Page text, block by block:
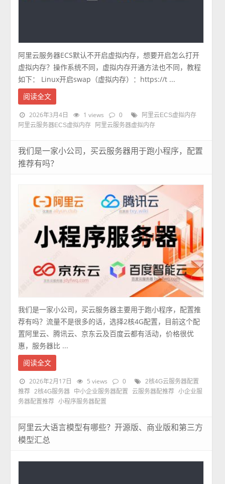
阿里云服务器ECS默认不开启虚拟内存，想要开启怎么打开
虚拟内存？操作系统不同，虚拟内存开通方法也不同，教程
如下： Linux开启swap（虚拟内存）：https://t ...
阅读全文
2026年3月4日 1 views 0
阿里云ECS虚拟内存
阿里云服务器ECS虚拟内存
阿里云服务器虚拟内存
我们是一家小公司，买云服务器用于跑小程序，配置
推荐有吗？
我们是一家小公司，买云服务器主要用于跑小程序，配置推
荐有吗？流量不是很多的话，选择2核4G配置，目前这个配
置阿里云、腾讯云、京东云及百度云都有活动，价格很优
惠，服务器比 ...
阅读全文
2026年2月17日 5 views 0
2核4G云服务器配置
推荐 2核4G服务器 中小企业服务器配置 云服务器配推荐 小企业服
务器配置推荐 小程序服务器配置
阿里云大语言模型有哪些？开源版、商业版和第三方
模型汇总